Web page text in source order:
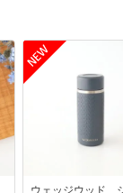
ウェッジウッド